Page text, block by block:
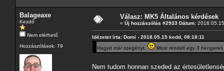
Balageaxe
Kezdő
Nem elérhető
Hozzászólások: 79
Válasz: MK5 Általános kérdések
« Új hozzászólás #2933 Dátum:
Idézetet írta: Domi - 2018.05.15 kedd, 08:18:11
Hagyd már szegényt.
Most rendelt egy 3
Nem tudom honnan szeded az